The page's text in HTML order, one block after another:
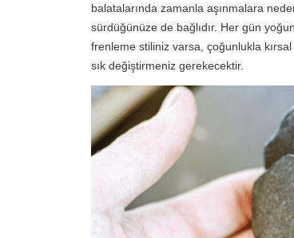
balatalarında zamanla aşınmalara
sürdüğünüze de bağlıdır. Her gün
frenleme stiliniz varsa, çoğunlukla
sık değiştirmeniz gerekecektir.